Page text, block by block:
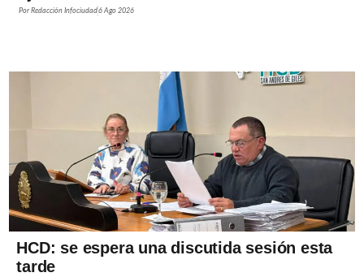
PorRedacción Infociudad6 Ago 2026
HCD: se espera una discutida sesión esta
tarde